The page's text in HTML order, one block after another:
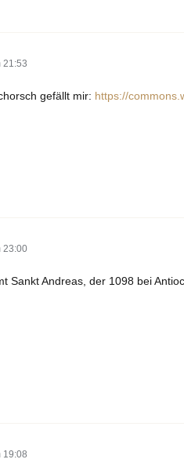
21:53
gefällt mir: https://
23:00
Sankt Andreas, der 1098 bei
19:08